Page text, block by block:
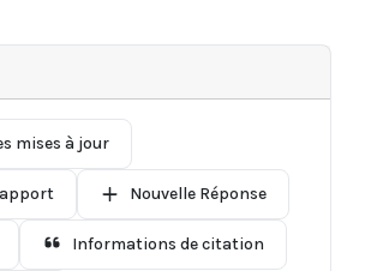
mises à jour
Nouvelle Réponse
Informations de citation